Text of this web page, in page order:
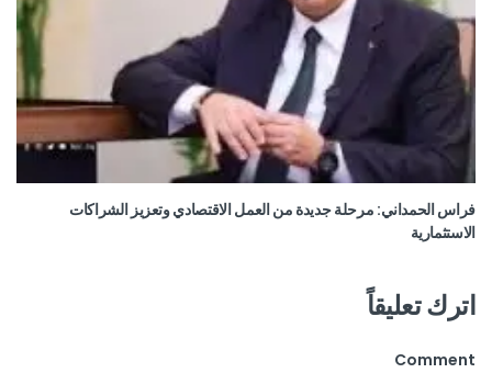
فراس الحمداني: مرحلة جديدة من العمل الاقتصادي وتعزيز الشراكات
الاستثمارية
اترك تعليقاً
Comment